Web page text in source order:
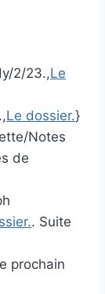
2/23.,Le
Le dossier.}
Notes
de
. Suite
prochain